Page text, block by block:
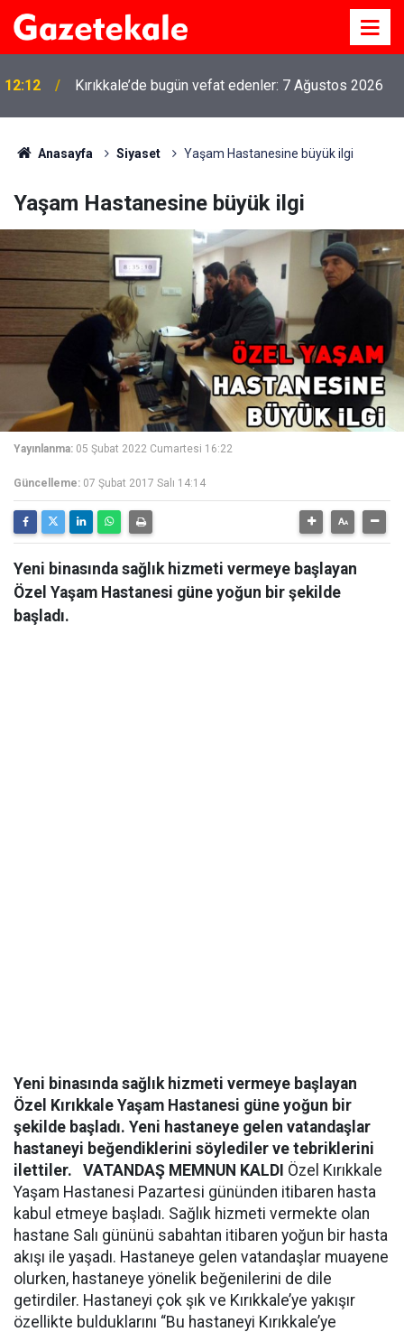
12:12 Kırıkkale’de bugün vefat edenler: 7 Ağustos 2026
Anasayfa Siyaset Yaşam Hastanesine büyük ilgi
Yaşam Hastanesine büyük ilgi
Yayınlanma: 05 Şubat 2022 Cumartesi 16:22
Güncelleme: 07 Şubat 2017 Salı 14:14
Yeni binasında sağlık hizmeti vermeye başlayan
Özel Yaşam Hastanesi güne yoğun bir şekilde
başladı.
Yeni binasında sağlık hizmeti vermeye başlayan
Özel Kırıkkale Yaşam Hastanesi güne yoğun bir
şekilde başladı. Yeni hastaneye gelen vatandaşlar
hastaneyi beğendiklerini söylediler ve tebriklerini
ilettiler.
VATANDAŞ MEMNUN KALDI Özel Kırıkkale
Yaşam Hastanesi Pazartesi gününden itibaren hasta
kabul etmeye başladı. Sağlık hizmeti vermekte olan
hastane Salı gününü sabahtan itibaren yoğun bir hasta
akışı ile yaşadı. Hastaneye gelen vatandaşlar muayene
olurken, hastaneye yönelik beğenilerini de dile
getirdiler. Hastaneyi çok şık ve Kırıkkale’ye yakışır
özellikte bulduklarını “Bu hastaneyi Kırıkkale’ye